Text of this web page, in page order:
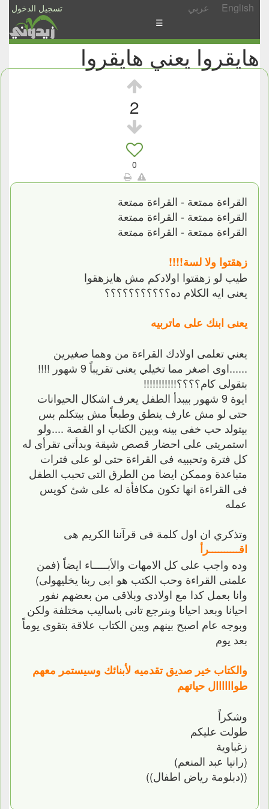
تسجيل الدخول عربي English
الأخبار
الأسئلة
☰
هايقروا يعني هايقروا
2
0
القراءة ممتعة - القراءة ممتعة
القراءة ممتعة - القراءة ممتعة
القراءة ممتعة - القراءة ممتعة
زهقتوا ولا لسة!!!!
طيب لو زهقتوا اولادكم مش هايزهقوا
يعنى ايه الكلام ده؟؟؟؟؟؟؟؟؟؟؟
يعنى ابنك على ماتربيه
يعني تعلمى اولادك القراءة من وهما صغيرين
......اوى اصغر مما تخيلي يعنى تقريباً 9 شهور !!!!
بتقولى كام؟؟؟؟!!!!!!!!!!!
ايوة 9 شهور بيبدأ الطفل يعرف اشكال الحيوانات
حتى لو مش عارف ينطق وطبعاً مش بيتكلم بس
بيتولد حب خفى بينه وبين الكتاب او القصة ....ولو
استمريتى على احضار قصص شيقة وبدأتى تقرأى له
كل فترة وتحببيه فى القراءة حتى لو على فترات
متباعدة وممكن ايضا من الطرق التى تحبب الطفل
فى القراءة انها تكون مكافأة له على شئ كويس
عمله
وتذكري ان اول كلمة فى قرآننا الكريم هى
اقــــــــــرأ
وده واجب على كل الامهات والأبـــــاء ايضاً (فمن
علمنى القراءة وحب الكتب هو ابى ربنا يخليهولى)
وانا بعمل كدا مع اولادى وبلاقى من بعضهم نفور
احيانا وبعد احيانا وبنرجع تانى باساليب مختلفة ولكن
وبوجه عام اصبح بينهم وبين الكتاب علاقة بتقوى يوماً
بعد يوم
والكتاب خير صديق تقدميه لأبنائك وسيستمر معهم
طواااااال حياتهم
وشكراً
طولت عليكم
زغباوية
(رانيا عبد المنعم)
((دبلومة رياض اطفال))